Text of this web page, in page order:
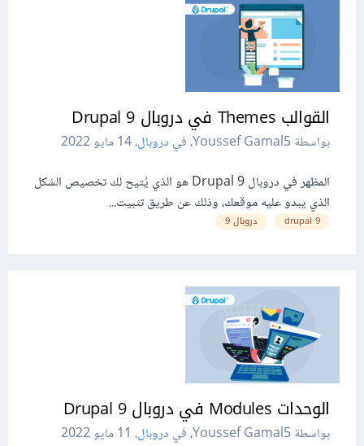
القوالب Themes في دروبال 9 Drupal
بواسطة Youssef Gamal5، في دروبال،14 مايو 2022
المظهر في دروبال 9 Drupal هو الذي يُتيح لك تخصيص الشكل
الذي يبدو عليه موقعك، وذلك عن طريق تثبيت...
9 drupal دروبال 9
الوحدات Modules في دروبال Drupal 9
بواسطة Youssef Gamal5، في دروبال، 11 مايو 2022